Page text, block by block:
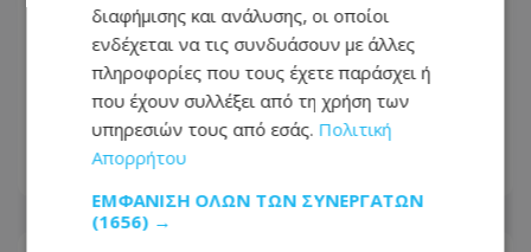
Έρχεται η κρίσιμη απόφαση για τη
θαλάσσια σύνδεση Κύπρου–Ελλάδας –
Τι ισχύει μέχρι το 2027
08.08.2026 - 15:08
διαφήμισης και ανάλυσης, οι οποίοι
ενδέχεται να τις συνδυάσουν με άλλες
πληροφορίες που τους έχετε παράσχει ή
που έχουν συλλέξει από τη χρήση των
υπηρεσιών τους από εσάς. Πολιτική
Απορρήτου
ΕΜΦΆΝΙΣΗ ΌΛΩΝ ΤΩΝ ΣΥΝΕΡΓΑΤΏΝ
(1656) →